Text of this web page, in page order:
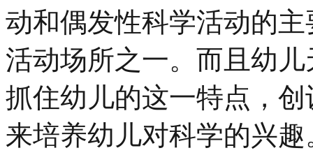
动和偶发性科学活动的
活动场所之一。而且幼
抓住幼儿的这一特点，
来培养幼儿对科学的兴趣